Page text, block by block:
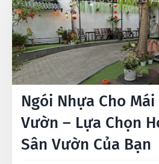
Ngói Nhựa Cho
Vườn – Lựa Chọn
Sân Vườn Của Bạn